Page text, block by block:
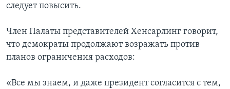
следует повысить.
Член Палаты представителей Хенсарлинг говорит,
что демократы продолжают возражать против
планов ограничения расходов:
«Все мы знаем, и даже президент согласится с тем,